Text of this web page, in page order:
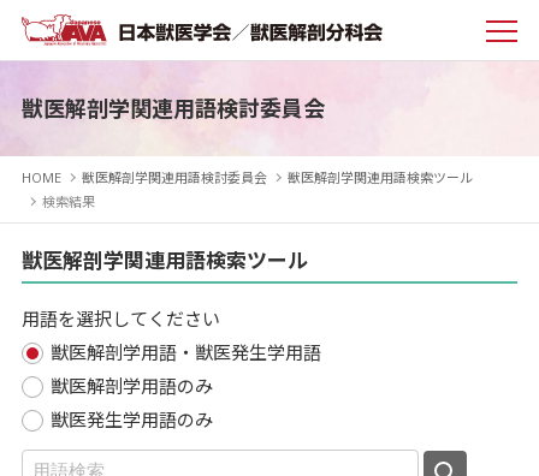
獣医解剖学関連用語検討委員会
HOME 獣医解剖学関連用語検討委員会
獣医解剖学関連用語検索ツール
検索結果
獣医解剖学関連用語検索ツール
用語を選択してください
獣医解剖学用語・獣医発生学用語
獣医解剖学用語のみ
獣医発生学用語のみ